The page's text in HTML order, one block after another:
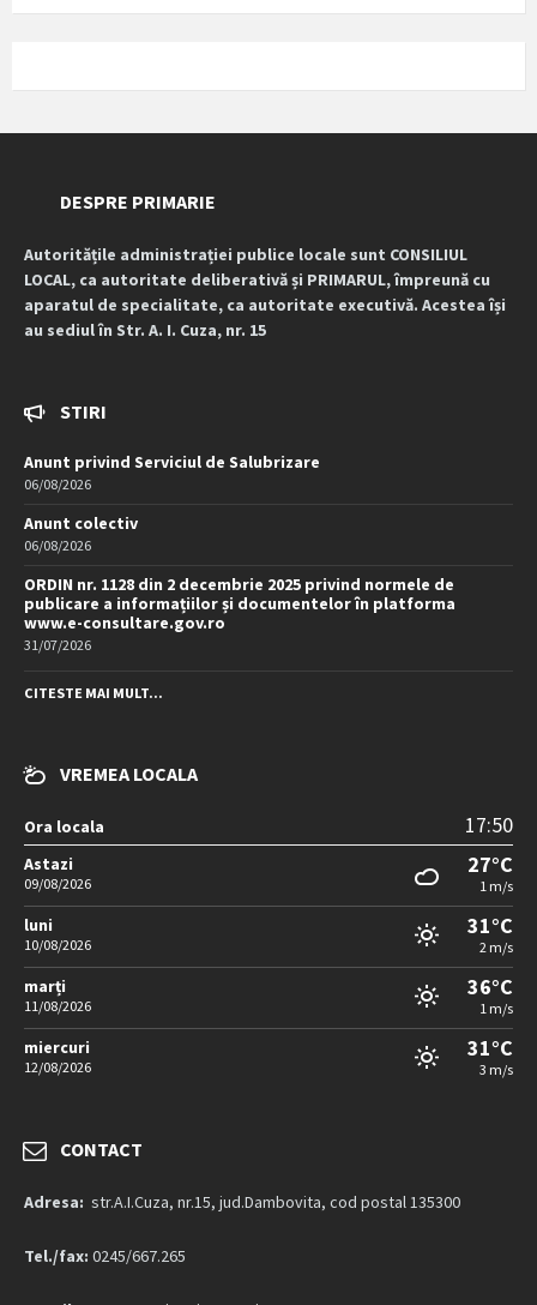
DESPRE PRIMARIE
Autoritățile administrației publice locale sunt CONSILIUL
LOCAL, ca autoritate deliberativă și PRIMARUL, împreună cu
aparatul de specialitate, ca autoritate executivă. Acestea își
au sediul în Str. A. I. Cuza, nr. 15
STIRI
Anunt privind Serviciul de Salubrizare
06/08/2026
Anunt colectiv
06/08/2026
ORDIN nr. 1128 din 2 decembrie 2025 privind normele de
publicare a informațiilor și documentelor în platforma
www.e-consultare.gov.ro
31/07/2026
CITESTE MAI MULT...
VREMEA LOCALA
Ora locala 17:50
Astazi
09/08/2026
27°C
1 m/s
luni
10/08/2026
31°C
2 m/s
marți
11/08/2026
36°C
1 m/s
miercuri
12/08/2026
31°C
3 m/s
CONTACT
Adresa: str.A.I.Cuza, nr.15, jud.Dambovita, cod postal 135300
Tel./fax: 0245/667.265